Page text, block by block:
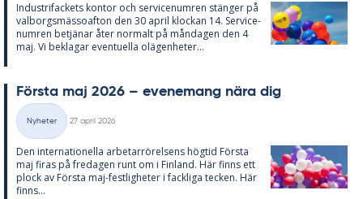
In­du­stri­fac­kets kon­tor och ser­vice­num­ren stäng­er på
val­borgs­mäs­so­af­ton den 30 april kloc­kan 14. Ser­vice­
num­ren be­tjä­nar åter nor­malt på mån­da­gen den 4
maj. Vi be­kla­gar even­tu­el­la olä­gen­he­ter...
Förs­ta maj 2026 – eve­ne­mang nära dig
Kategorier
Nyheter
27 april 2026
Den in­ter­na­tio­nel­la ar­be­tar­rö­rel­sens hög­tid Förs­ta
maj fi­ras på fre­da­gen runt om i Fin­land. Här fin­ns ett
plock av Förs­ta maj-fest­lig­he­ter i fack­li­ga tec­ken. Här
fin­ns...